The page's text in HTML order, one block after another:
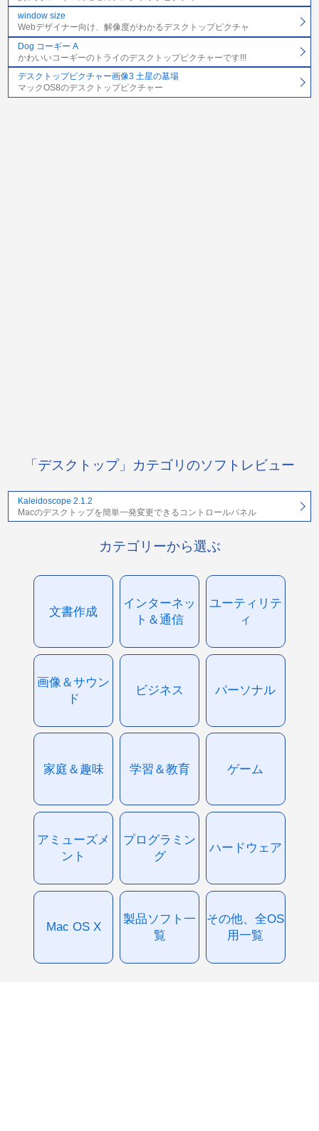
window size
Webデザイナー向け、解像度がわかるデスクトップピクチャ
Dog コーギー A
かわいいコーギーのトライのデスクトップピクチャーです!!!
デスクトップピクチャー画像3 土星の墓場
マックOS8のデスクトップピクチャー
「デスクトップ」カテゴリのソフトレビュー
Kaleidoscope 2.1.2
Macのデスクトップを簡単一発変更できるコントロールパネル
カテゴリーから選ぶ
文書作成
インターネッ
ト＆通信
ユーティリテ
ィ
画像＆サウン
ド
ビジネス パーソナル
家庭＆趣味 学習＆教育 ゲーム
アミューズメ
ント
プログラミン
グ
ハードウェア
Mac OS X
製品ソフト一
覧
その他、全OS
用一覧